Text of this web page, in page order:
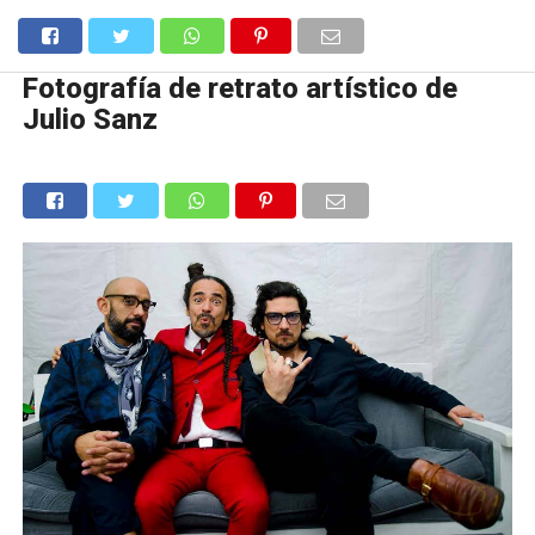
Fotografía de retrato artístico de
Julio Sanz